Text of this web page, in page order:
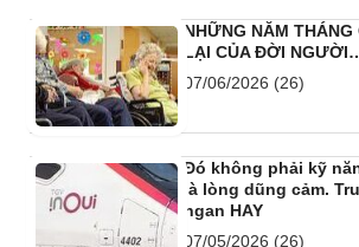
NHỮNG NĂM THÁNG
LẠI CỦA ĐỜI
07/06/2026 (26)
Đó không phải kỹ
là lòng dũng cảm.
ngan HAY
07/05/2026 (26)